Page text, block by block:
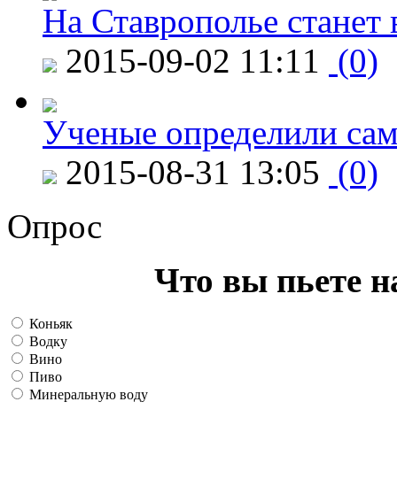
На Ставрополье
2015-09-02 11:11 (0)
Ученые определили
2015-08-31 13:05 (0)
Опрос
Что вы пьете
Коньяк
Водку
Вино
Пиво
Минеральную воду